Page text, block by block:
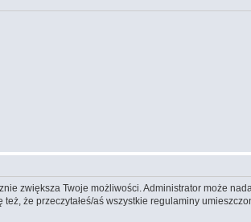
zwiększa Twoje możliwości. Administrator może
że przeczytałeś/aś wszystkie regulaminy